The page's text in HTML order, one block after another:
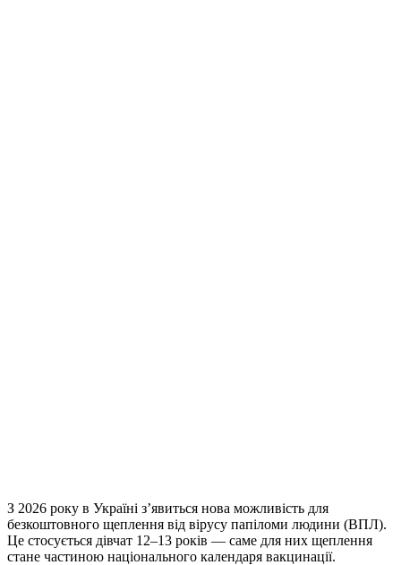
З 2026 року в Україні з’явиться нова можливість для
безкоштовного щеплення від вірусу папіломи людини (ВПЛ).
Це стосується дівчат 12–13 років — саме для них щеплення
стане частиною національного календаря вакцинації.